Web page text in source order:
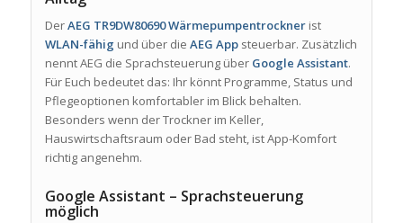
DerAEG TR9DW80690 Wärmepumpentrocknerist
WLAN-fähig und über die AEG Appsteuerbar. Zusätzlich
nennt AEG die Sprachsteuerung über Google Assistant.
Für Euch bedeutet das: Ihr könnt Programme, Status und
Pflegeoptionen komfortabler im Blick behalten.
Besonders wenn der Trockner im Keller,
Hauswirtschaftsraum oder Bad steht, ist App-Komfort
richtig angenehm.
Google Assistant – Sprachsteuerung
möglich